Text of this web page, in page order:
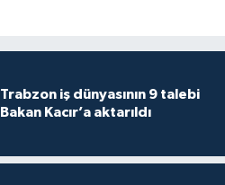
Trabzon iş dünyasının 9 talebi
Bakan Kacır’a aktarıldı